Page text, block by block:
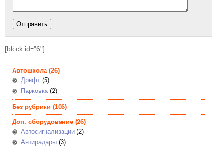
[block id="6"]
Автошкола(26)
Дрифт (5)
Парковка(2)
Без рубрики (106)
Доп. оборудование (26)
Автосигнализации (2)
Антирадары (3)